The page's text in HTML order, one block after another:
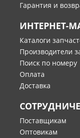
Гарантия и
ИНТЕРНЕТ-
Каталоги
Производители
Поиск по номеру
Оплата
Доставка
Поставщикам
Оптовикам